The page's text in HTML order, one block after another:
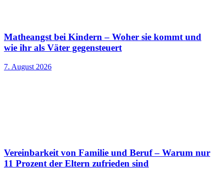
Matheangst bei Kindern – Woher sie kommt und
wie ihr als Väter gegensteuert
7. August 2026
Vereinbarkeit von Familie und Beruf – Warum nur
11 Prozent der Eltern zufrieden sind